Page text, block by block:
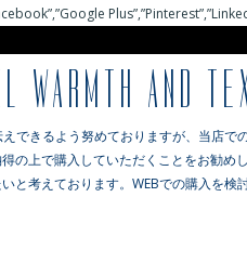
WARMTH AND
できるよう努めておりますが、当店
の上で購入していただくことをお勧
と考えております。WEBでの購入を